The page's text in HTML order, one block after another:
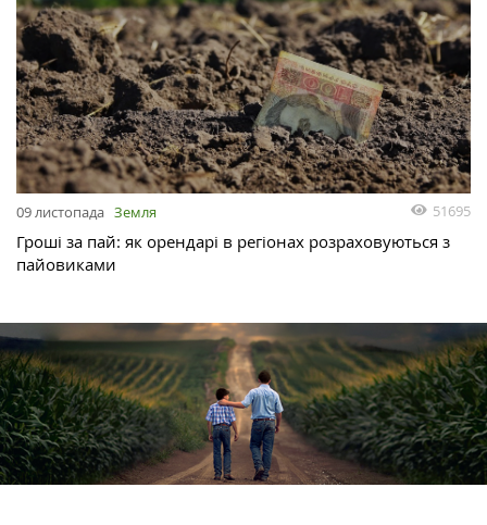
09 листопада Земля 51695
Гроші за пай: як орендарі в регіонах розраховуються з
пайовиками